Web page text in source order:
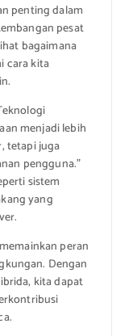
penting dalam
pesat
bagaimana
cara kita
menjadi lebih
tetapi juga
pengguna.”
sistem
yang
peran
Dengan
kita dapat